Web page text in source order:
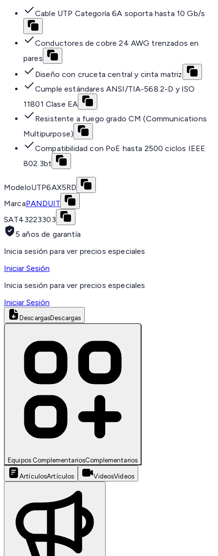
Cable UTP Categoría 6A soporta hasta 10 Gb/s
Conductores de cobre 24 AWG trenzados en
pares
Diseño con cruceta central y cinta matriz
Cumple estándares ANSI/TIA-568.2-D y ISO
11801 Clase EA
Resistente a fuego grado CM (Communications
Multipurpose)
Compatibilidad con PoE hasta 2500 ciclos IEEE
802.3bt
ModeloUTP6AX5RD
MarcaPANDUIT
SAT43223303
5 años de garantía
Inicia sesión para ver precios especiales
Iniciar Sesión
Inicia sesión para ver precios especiales
Iniciar Sesión
DescargasDescargas
Equipos ComplementariosComplementarios
ArtículosArtículos VideosVideos